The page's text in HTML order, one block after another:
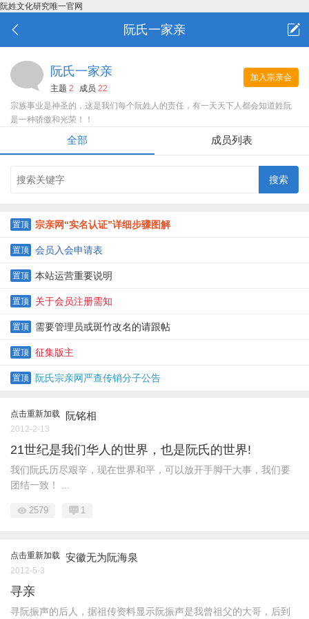
阮姓文化研究唯一官网
阮氏一家亲
加入宗亲会
阮氏一家亲
主题 2 成员 22
宗族事业是神圣的，这是我们每个阮姓人的责任，有一天天下人都会知道姓阮
是一种骄傲和光荣！！
全部 成员列表
置顶 宗亲网“实名认证”详细步骤图解
置顶 会员入会申请表
置顶 本站运营重要说明
置顶 关于会员注册需知
置顶 需要管理员或斑竹改名的请跟帖
置顶 征集版主
置顶 阮氏宗亲网严查传销分子公告
点击重新加载 阮铭相
2012-2-13
21世纪是我们华人的世界，也是阮氏的世界!
我们阮氏历尽艰辛，现在世界和平，可以放开手脚干大事，我们要
团结一致！ ...
2579 1
点击重新加载 安徽无为阮海泉
2012-5-3
寻亲
寻阮振声的后人，据祖传资料显示阮振声是我曾祖父的大哥，后到